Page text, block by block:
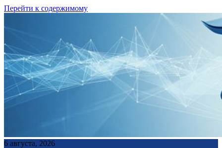
Перейти к содержимому
6 августа, 2026